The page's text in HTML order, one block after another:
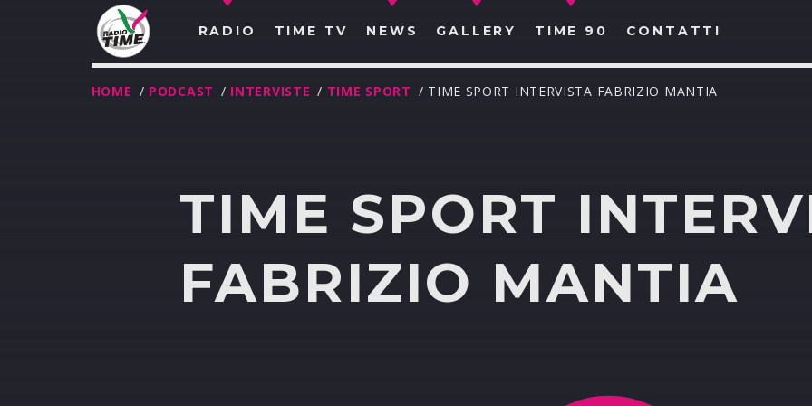
RADIO TIME TV NEWS GALLERY TIME 90 CONTATTI
CERCA NEL SITO WEB:
HOME / PODCAST / INTERVISTE / TIME SPORT / TIME SPORT INTERVISTA FABRIZIO MANTIA
TIME SPORT
FABRIZIO MANTIA